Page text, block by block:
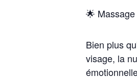
🌟
Bien plus
visage, la